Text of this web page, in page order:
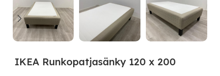
IKEA Runkopatjasänky 120 x 200